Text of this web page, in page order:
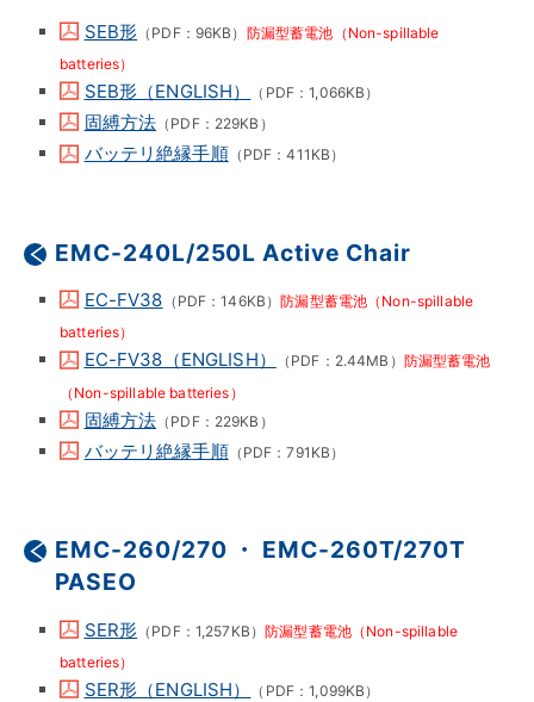
SEB形 （PDF：96KB） 防漏型蓄電池（Non-spillable
batteries）
SEB形（ENGLISH） （PDF：1,066KB）
固縛方法 （PDF：229KB）
バッテリ絶縁手順 （PDF：411KB）
EMC-240L/250L Active Chair
EC-FV38 （PDF：146KB）防漏型蓄電池（Non-spillable
batteries）
EC-FV38（ENGLISH） （PDF：2.44MB） 防漏型蓄電池
（Non-spillable batteries）
固縛方法 （PDF：229KB）
バッテリ絶縁手順 （PDF：791KB）
EMC-260/270 ・ EMC-260T/270T
PASEO
SER形 （PDF：1,257KB）防漏型蓄電池（Non-spillable
batteries）
SER形（ENGLISH） （PDF：1,099KB）